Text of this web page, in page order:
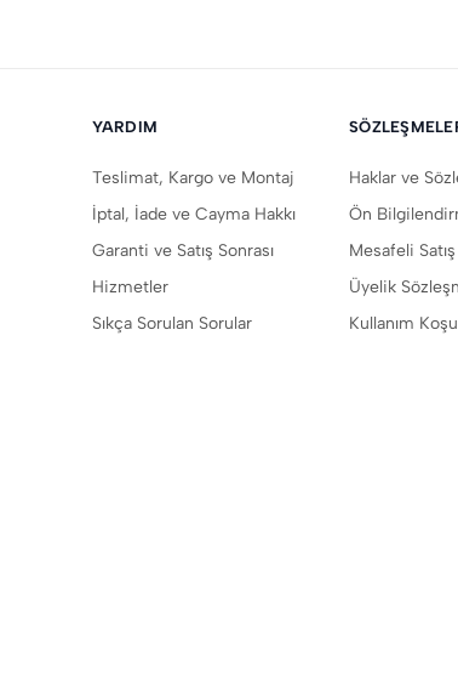
YARDIM
Teslimat, Kargo ve Montaj
İptal, İade ve Cayma Hakkı
Garanti ve Satış Sonrası
Hizmetler
Sıkça Sorulan Sorular
Haklar ve
Ön
Mesafeli
Üyelik
Kullanım